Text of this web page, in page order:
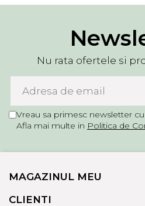
Nu rata ofertele si
Vreau sa primesc newsletter
Afla mai multe in Politica de
MAGAZINUL MEU
CLIENTI